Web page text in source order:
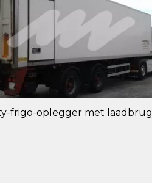
frigo-oplegger met laadbrug